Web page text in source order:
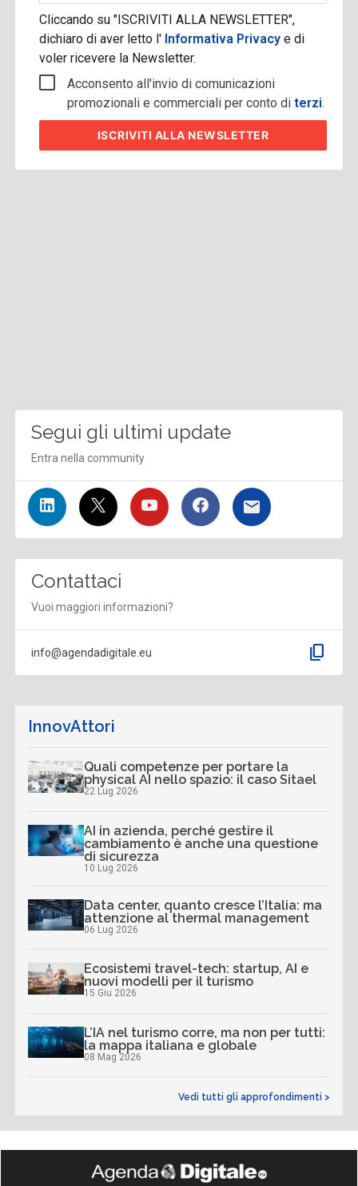
Cliccando su "ISCRIVITI ALLA NEWSLETTER",
dichiaro di aver letto l' Informativa Privacye di
voler ricevere la Newsletter.
Acconsento all'invio di comunicazioni
promozionali e commerciali per conto diterzi.
ISCRIVITI ALLA NEWSLETTER
Segui gli ultimi update
Entra nella community
Contattaci
Vuoi maggiori informazioni?
info@agendadigitale.eu content_copy
InnovAttori
Quali competenze per portare la
physical AI nello spazio: il caso Sitael
22 Lug 2026
AI in azienda, perché gestire il
cambiamento è anche una questione
di sicurezza
10 Lug 2026
Data center, quanto cresce l’Italia: ma
attenzione al thermal management
06 Lug 2026
Ecosistemi travel-tech: startup, AI e
nuovi modelli per il turismo
15 Giu 2026
L’IA nel turismo corre, ma non per tutti:
la mappa italiana e globale
08 Mag 2026
Vedi tutti gli approfondimenti >